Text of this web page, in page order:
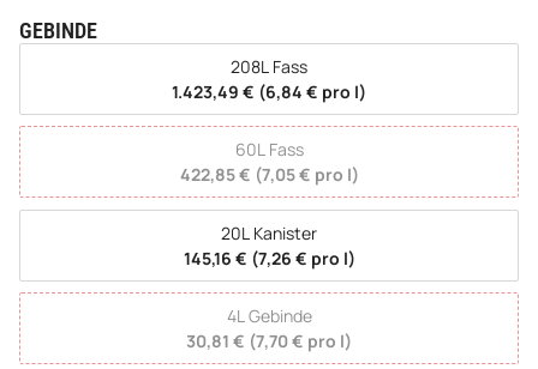
GEBINDE
wählen
208L Fass
1.423,49 € (6,84 € pro l)
60L Fass
422,85 € (7,05 € pro l)
20L Kanister
145,16 € (7,26 € pro l)
4L Gebinde
30,81 € (7,70 € pro l)